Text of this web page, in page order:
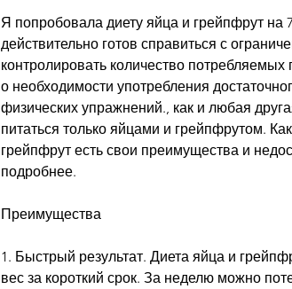
Я попробовала диету яйца и грейпфрут на
действительно готов справиться с
контролировать количество
о необходимости употребления
физических упражнений., как и любая
питаться только яйцами и грейпфрутом.
грейпфрут есть свои преимущества и
подробнее.
Преимущества
1. Быстрый результат. Диета яйца и
вес за короткий срок. За неделю можно